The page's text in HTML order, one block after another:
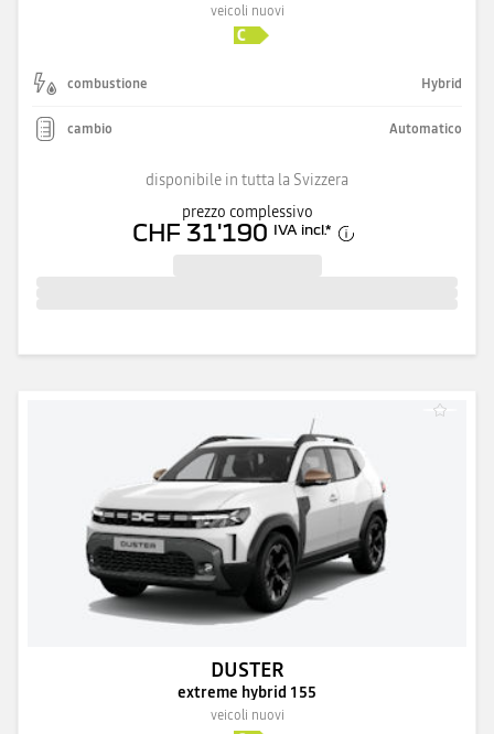
veicoli nuovi
combustione Hybrid
cambio Automatico
disponibile in tutta la Svizzera
prezzo complessivo
CHF 31'190 IVA incl.*
DUSTER
extreme hybrid 155
veicoli nuovi